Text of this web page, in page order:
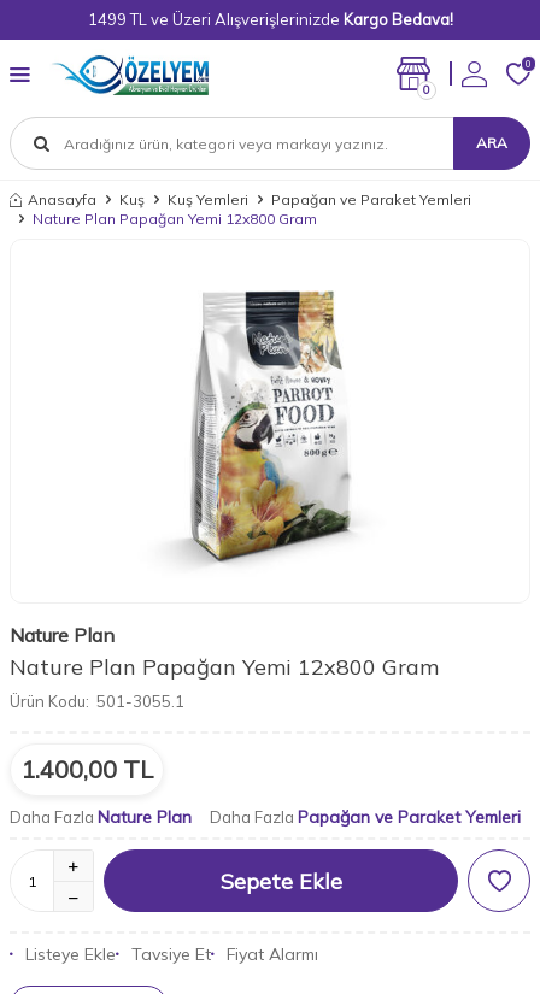
1499 TL ve Üzeri Alışverişlerinizde Kargo Bedava!
ARA
0
0
Anasayfa Kuş Kuş Yemleri
Papağan ve Paraket Yemleri
Nature Plan Papağan Yemi 12x800 Gram
Nature Plan
Nature Plan Papağan Yemi 12x800 Gram
Ürün Kodu: 501-3055.1
1.400,00 TL
Daha Fazla Nature Plan Daha Fazla Papağan ve Paraket Yemleri
Sepete Ekle
Listeye Ekle Tavsiye Et Fiyat Alarmı